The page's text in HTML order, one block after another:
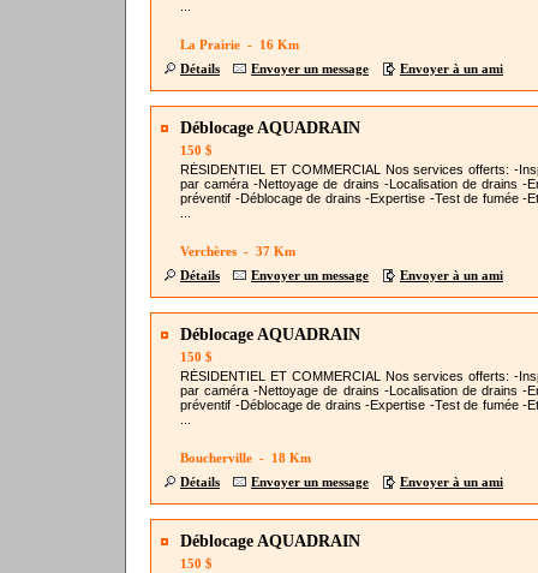
La Prairie - 16 Km
Détails
Envoyer un message Envoyer à un ami
Déblocage AQUADRAIN
150 $
RÉSIDENTIEL ET COMMERCIAL Nos services offerts: -
par caméra -Nettoyage de drains -Localisation de drains -
préventif -Déblocage de drains -Expertise -Test de fumée -
Verchères - 37 Km
Détails
Envoyer un message Envoyer à un ami
Déblocage AQUADRAIN
150 $
RÉSIDENTIEL ET COMMERCIAL Nos services offerts: -
par caméra -Nettoyage de drains -Localisation de drains -
préventif -Déblocage de drains -Expertise -Test de fumée -
Boucherville - 18 Km
Détails
Envoyer un message Envoyer à un ami
Déblocage AQUADRAIN
150 $